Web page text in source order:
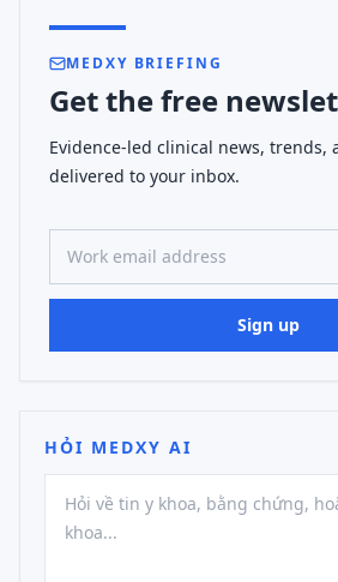
MEDXY BRIEFING
Get the free
Evidence-led clinical news,
delivered to your inbox.
Work email address
Sign up
HỎI MEDXY AI